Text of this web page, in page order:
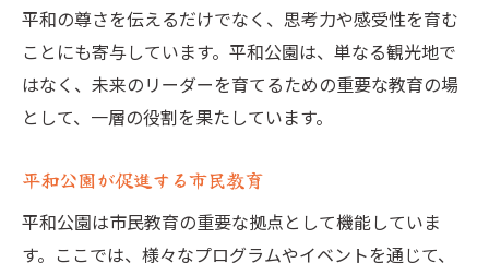
平和の尊さを伝えるだけでなく、思考力や感受性を育む
ことにも寄与しています。平和公園は、単なる観光地で
はなく、未来のリーダーを育てるための重要な教育の場
として、一層の役割を果たしています。
平和公園が促進する市民教育
平和公園は市民教育の重要な拠点として機能していま
す。ここでは、様々なプログラムやイベントを通じて、